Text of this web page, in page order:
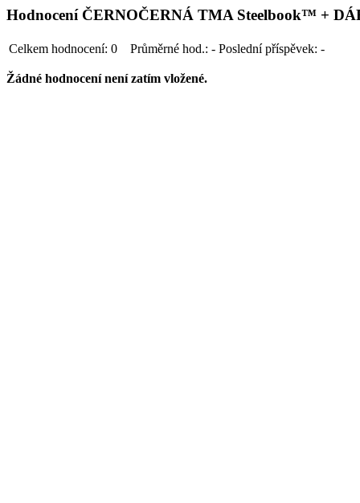
Hodnocení ČERNOČERNÁ TMA Steelbook™ +
Celkem hodnocení: 0 Průměrné hod.: - Poslední příspěvek: -
Žádné hodnocení není zatím vložené.